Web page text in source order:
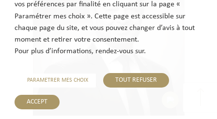
vos préférences par finalité en cliquant sur la page «
Paramétrer mes choix ». Cette page est accessible sur
chaque page du site, et vous pouvez changer d’avis à tout
moment et retirer votre consentement.
Pour plus d’informations, rendez-vous sur.
PARAMETRER MES CHOIX TOUT REFUSER
ACCEPT